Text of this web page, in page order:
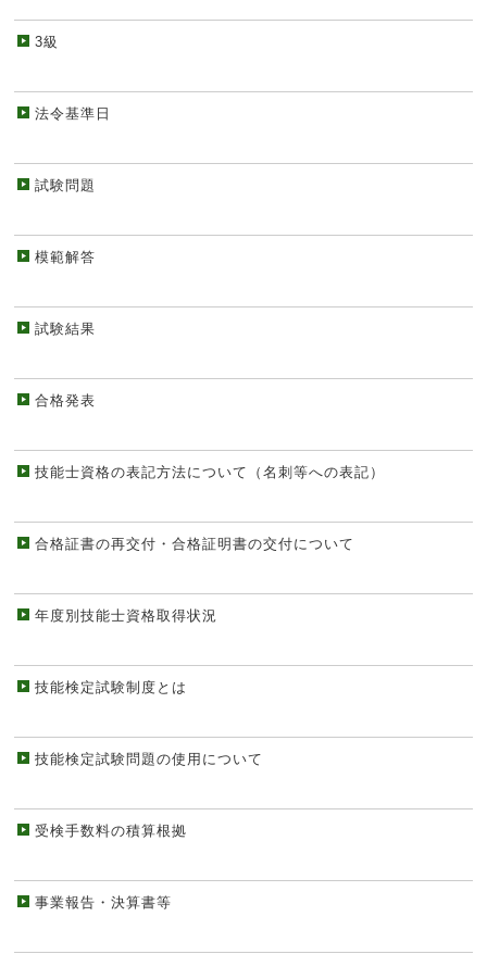
3級
法令基準日
試験問題
模範解答
試験結果
合格発表
技能士資格の表記方法について（名刺等への表記）
合格証書の再交付・合格証明書の交付について
年度別技能士資格取得状況
技能検定試験制度とは
技能検定試験問題の使用について
受検手数料の積算根拠
事業報告・決算書等